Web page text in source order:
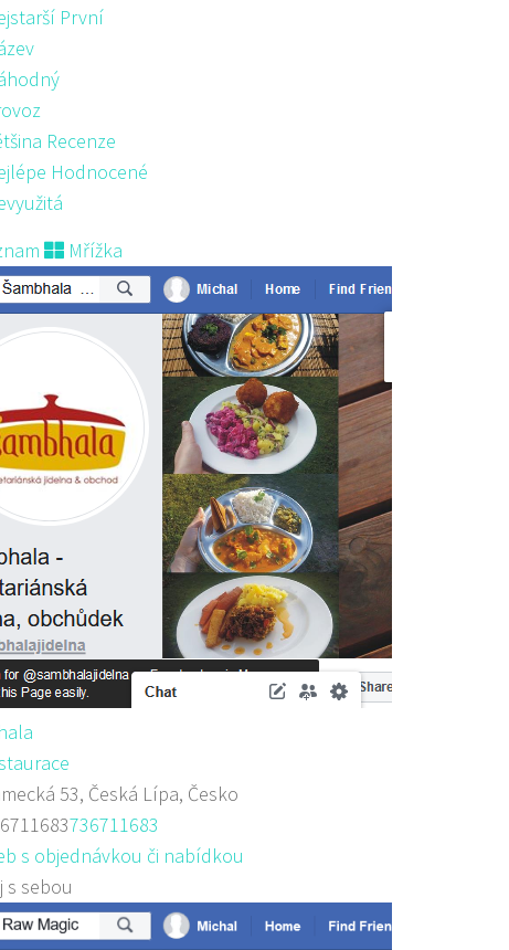
První
Recenze
Hodnocené
Mřížka
53, Česká Lípa, Česko
736711683
s objednávkou či nabídkou
s sebou